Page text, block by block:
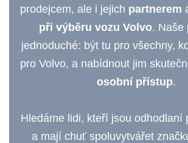
prodejcem, ale i jejich partnerem
při výběru vozu Volvo. Naše
jednoduché: být tu pro všechny,
pro Volvo, a nabídnout jim
osobní přístup.
Hledáme lidi, kteří jsou odhodlaní
a mají chuť spoluvytvářet